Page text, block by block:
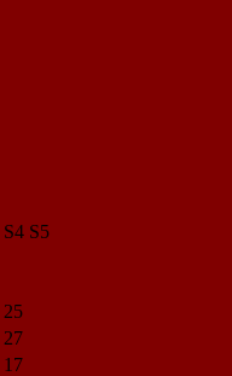
S4 S5
25
27
17